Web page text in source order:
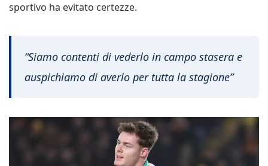
sportivo ha evitato certezze.
“Siamo contenti di vederlo in campo stasera e
auspichiamo di averlo per tutta la stagione”